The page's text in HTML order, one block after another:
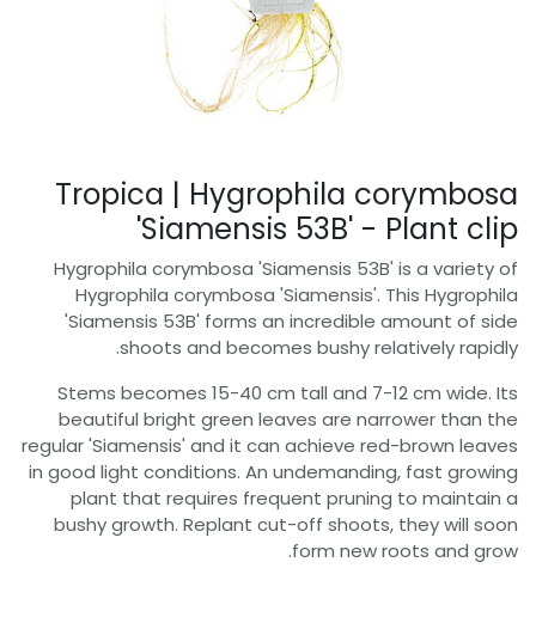
Tropica | Hygrophila corymbosa
'Siamensis 53B' - Plant clip
Hygrophila corymbosa 'Siamensis 53B' is a variety of
Hygrophila corymbosa 'Siamensis'. This Hygrophila
'Siamensis 53B' forms an incredible amount of side
shoots and becomes bushy relatively rapidly.
Stems becomes 15-40 cm tall and 7-12 cm wide. Its
beautiful bright green leaves are narrower than the
regular 'Siamensis' and it can achieve red-brown leaves
in good light conditions. An undemanding, fast growing
plant that requires frequent pruning to maintain a
bushy growth. Replant cut-off shoots, they will soon
form new roots and grow.